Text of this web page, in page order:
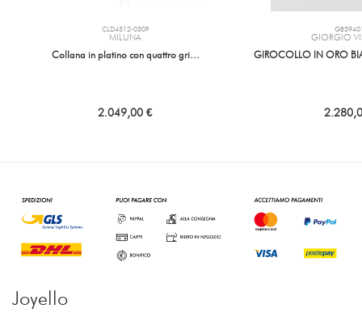
CLD4512-030P
MILUNA
Collana in platino con quattro gri…
2.049,00 €
GIORGIO
GIROCOLLO IN ORO
Joyello